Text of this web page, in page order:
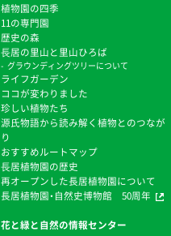
植物園の四季
11の専門園
歴史の森
⻑居の里山と里山ひろば
グラウンディングツリーについて
ライフガーデン
ココが変わりました
珍しい植物たち
源氏物語から読み解く植物とのつなが
り
おすすめルートマップ
⻑居植物園の歴史
再オープンした長居植物園について
長居植物園・自然史博物館 50周年
花と緑と自然の情報センター